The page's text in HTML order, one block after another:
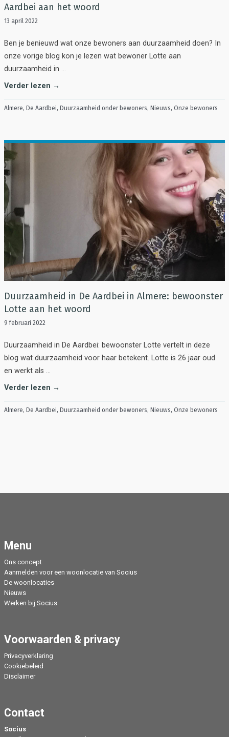
Aardbei aan het woord
13 april 2022
Ben je benieuwd wat onze bewoners aan duurzaamheid doen? In
onze vorige blog kon je lezen wat bewoner Lotte aan
duurzaamheid in …
Verder lezen →
Almere, De Aardbei, Duurzaamheid onder bewoners, Nieuws, Onze bewoners
Duurzaamheid in De Aardbei in Almere: bewoonster
Lotte aan het woord
9 februari 2022
Duurzaamheid in De Aardbei: bewoonster Lotte vertelt in deze
blog wat duurzaamheid voor haar betekent. Lotte is 26 jaar oud
en werkt als …
Verder lezen →
Almere, De Aardbei, Duurzaamheid onder bewoners, Nieuws, Onze bewoners
Menu
Ons concept
Aanmelden voor een woonlocatie van Socius
De woonlocaties
Nieuws
Werken bij Socius
Voorwaarden & privacy
Privacyverklaring
Cookiebeleid
Disclaimer
Contact
Socius